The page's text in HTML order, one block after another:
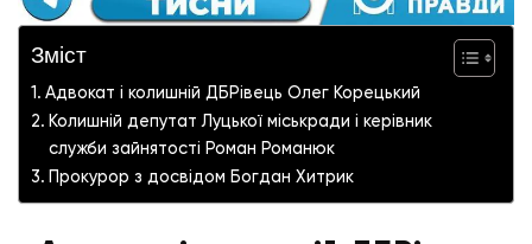
Зміст
Адвокат і колишній ДБРівець Олег Корецький
Колишній депутат Луцької міськради і керівник
служби зайнятості Роман Романюк
Прокурор з досвідом Богдан Хитрик